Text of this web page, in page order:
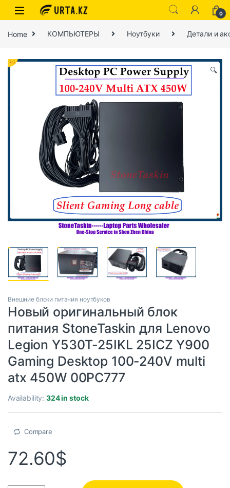
0
Home КОМПЬЮТЕРЫ Ноутбуки Детали и
🔍
Внешние блоки питания ноутбуков
Новый оригинальный блок
питания StoneTaskin для Lenovo
Legion Y530T-25IKL 25ICZ Y900
Gaming Desktop 100-240V multi
atx 450W 00PC777
Availability:324 in stock
Compare
72.60$